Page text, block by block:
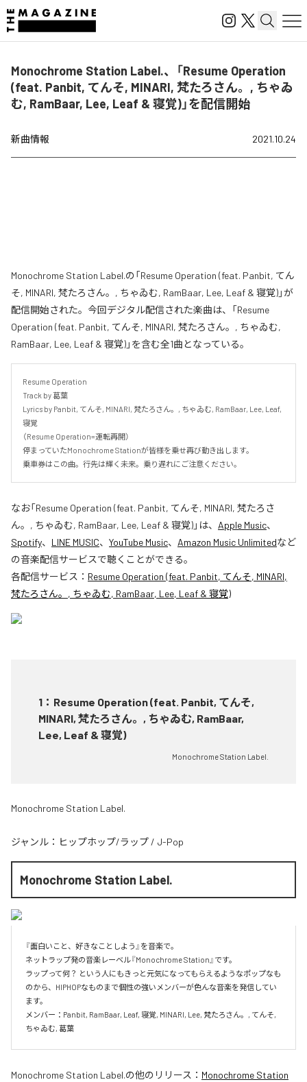
Monochrome Station Label.、「Resume Operation
(feat. Panbit, てんそ, MINARI, 梵たろさん。, ちゃゐ
む, RamBaar, Lee, Leaf & 寝覚)」を配信開始
新曲情報 2021.10.24
Monochrome Station Label.の「Resume Operation (feat. Panbit, てん
そ, MINARI, 梵たろさん。, ちゃゐむ, RamBaar, Lee, Leaf & 寝覚)」が
配信開始された。今回デジタル配信された楽曲は、「Resume
Operation (feat. Panbit, てんそ, MINARI, 梵たろさん。, ちゃゐむ,
RamBaar, Lee, Leaf & 寝覚)」を含む全1曲となっている。
Resume Operation
Track by 葛葉
Lyrics by Panbit, てんそ, MINARI, 梵たろさん。, ちゃゐむ, RamBaar, Lee, Leaf,
寝覚
（Resume Operation=運転再開）
停まっていたMonochrome Stationが皆様を乗せ再び動き出します。
乗車券はこの曲。行先は輝く未来。乗り遅れにご注意ください。
なお「Resume Operation (feat. Panbit, てんそ, MINARI, 梵たろさ
ん。, ちゃゐむ, RamBaar, Lee, Leaf & 寝覚)」は、 Apple Music、
Spotify、 LINE MUSIC、 YouTube Music、 Amazon Music Unlimitedなど
の音楽配信サービスで聴くことができる。
各配信サービス： Resume Operation (feat. Panbit, てんそ, MINARI,
梵たろさん。, ちゃゐむ, RamBaar, Lee, Leaf & 寝覚)
1 ： Resume Operation (feat. Panbit, てんそ,
MINARI, 梵たろさん。, ちゃゐむ, RamBaar,
Lee, Leaf & 寝覚)
Monochrome Station Label.
Monochrome Station Label.
ジャンル： ヒップホップ/ラップ / J-Pop
Monochrome Station Label.
『面白いこと、好きなことしよう』を音楽で。
ネットラップ発の音楽レーベル『Monochrome Station』です。
ラップって何？ という人にもきっと元気になってもらえるようなポップなも
のから、HIPHOPなものまで個性の強いメンバーが色んな音楽を発信してい
ます。
メンバー：Panbit, RamBaar, Leaf, 寝覚, MINARI, Lee, 梵たろさん。, てんそ,
ちゃゐむ, 葛葉
Monochrome Station Label.の他のリリース： Monochrome Station